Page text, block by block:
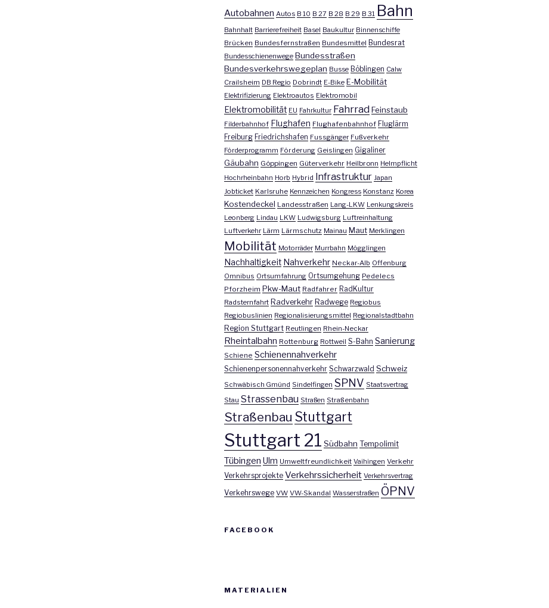
Autobahnen Autos B 10 B 27 B 28 B 29 B 31 Bahn
Bahnhalt Barrierefreiheit Basel Baukultur Binnenschiffe
Brücken Bundesfernstraßen Bundesmittel Bundesrat
Bundesschienenwege Bundesstraßen
Bundesverkehrswegeplan Busse Böblingen Calw
Crailsheim DB Regio Dobrindt E-Bike E-Mobilität
Elektrifizierung Elektroautos Elektromobil
Elektromobilität EU Fahrkultur Fahrrad Feinstaub
Filderbahnhof Flughafen Flughafenbahnhof Fluglärm
Freiburg Friedrichshafen Fussgänger Fußverkehr
Förderprogramm Förderung Geislingen Gigaliner
Gäubahn Göppingen Güterverkehr Heilbronn Helmpflicht
Hochrheinbahn Horb Hybrid Infrastruktur Japan
Jobticket Karlsruhe Kennzeichen Kongress Konstanz Korea
Kostendeckel Landesstraßen Lang-LKW Lenkungskreis
Leonberg Lindau LKW Ludwigsburg Luftreinhaltung
Luftverkehr Lärm Lärmschutz Mainau Maut Merklingen
Mobilität Motorräder Murrbahn Mögglingen
Nachhaltigkeit Nahverkehr Neckar-Alb Offenburg
Omnibus Ortsumfahrung Ortsumgehung Pedelecs
Pforzheim Pkw-Maut Radfahrer RadKultur
Radsternfahrt Radverkehr Radwege Regiobus
Regiobuslinien Regionalisierungsmittel Regionalstadtbahn
Region Stuttgart Reutlingen Rhein-Neckar
Rheintalbahn Rottenburg Rottweil S-Bahn Sanierung
Schiene Schienennahverkehr
Schienenpersonennahverkehr Schwarzwald Schweiz
Schwäbisch Gmünd Sindelfingen SPNV Staatsvertrag
Stau Strassenbau Straßen Straßenbahn
Straßenbau Stuttgart
Stuttgart 21 Südbahn Tempolimit
Tübingen Ulm Umweltfreundlichkeit Vaihingen Verkehr
Verkehrsprojekte Verkehrssicherheit Verkehrsvertrag
Verkehrswege VW VW-Skandal Wasserstraßen ÖPNV
FACEBOOK
MATERIALIEN